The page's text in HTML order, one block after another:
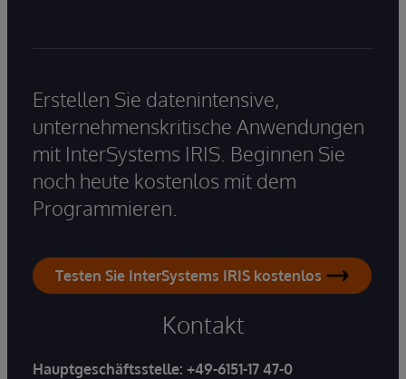
Erstellen Sie datenintensive,
unternehmenskritische Anwendungen
mit InterSystems IRIS. Beginnen Sie
noch heute kostenlos mit dem
Programmieren.
Testen Sie InterSystems IRIS kostenlos
Kontakt
Hauptgeschäftsstelle: +49-6151-17 47-0